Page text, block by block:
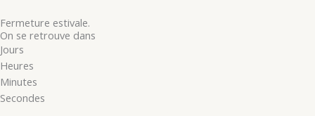
Fermeture estivale.
On se retrouve dans
Jours
Heures
Minutes
Secondes